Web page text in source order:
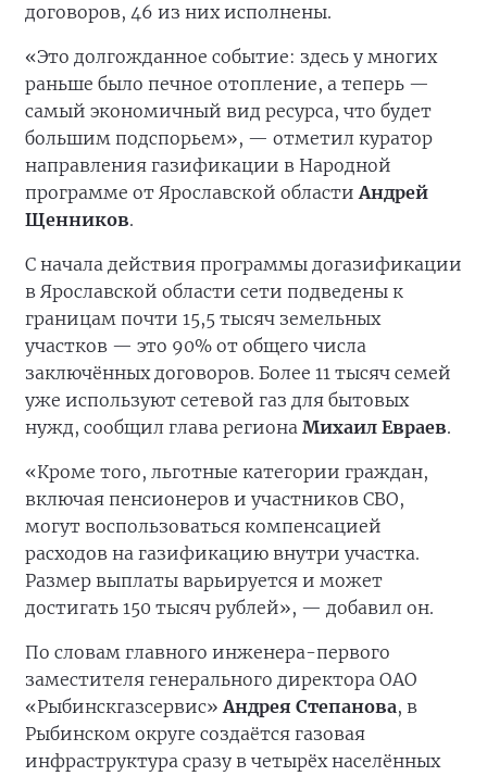
договоров, 46 из них исполнены.
«Это долгожданное событие: здесь у многих
раньше было печное отопление, а теперь —
самый экономичный вид ресурса, что будет
большим подспорьем», — отметил куратор
направления газификации в Народной
программе от Ярославской областиАндрей
Щенников.
С начала действия программы догазификации
в Ярославской области сети подведены к
границам почти 15,5 тысяч земельных
участков — это 90% от общего числа
заключённых договоров. Более 11 тысяч семей
уже используют сетевой газ для бытовых
нужд, сообщил глава региона Михаил Евраев.
«Кроме того, льготные категории граждан,
включая пенсионеров и участников СВО,
могут воспользоваться компенсацией
расходов на газификацию внутри участка.
Размер выплаты варьируется и может
достигать 150 тысяч рублей», — добавил он.
По словам главного инженера-первого
заместителя генерального директора ОАО
«Рыбинскгазсервис» Андрея Степанова, в
Рыбинском округе создаётся газовая
инфраструктура сразу в четырёх населённых